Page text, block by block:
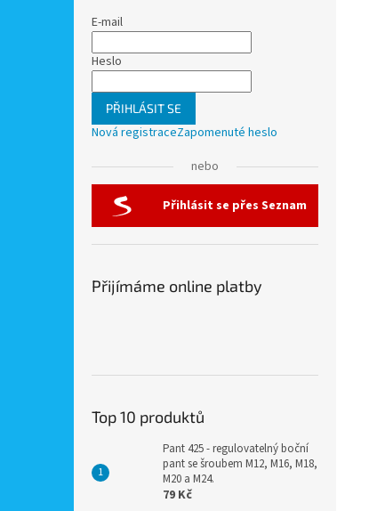
E-mail
Heslo
PŘIHLÁSIT SE
Nová registraceZapomenuté heslo
nebo
Přihlásit se přes Seznam
Přijímáme online platby
Top 10 produktů
Pant 425 - regulovatelný boční
pant se šroubem M12, M16, M18,
M20 a M24.
79 Kč